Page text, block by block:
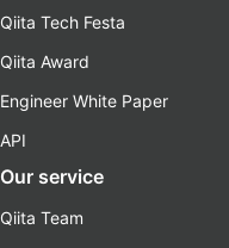
Qiita Tech Festa
Qiita Award
Engineer White Paper
API
Our service
Qiita Team